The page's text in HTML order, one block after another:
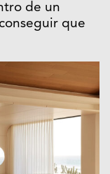
de un
que